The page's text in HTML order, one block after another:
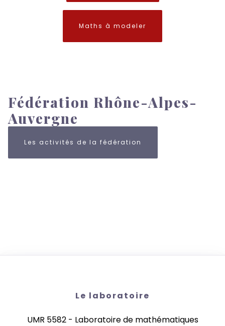
Maths à modeler
Fédération Rhône-Alpes-
Auvergne
Les activités de la fédération
Le laboratoire
UMR 5582 - Laboratoire de mathématiques